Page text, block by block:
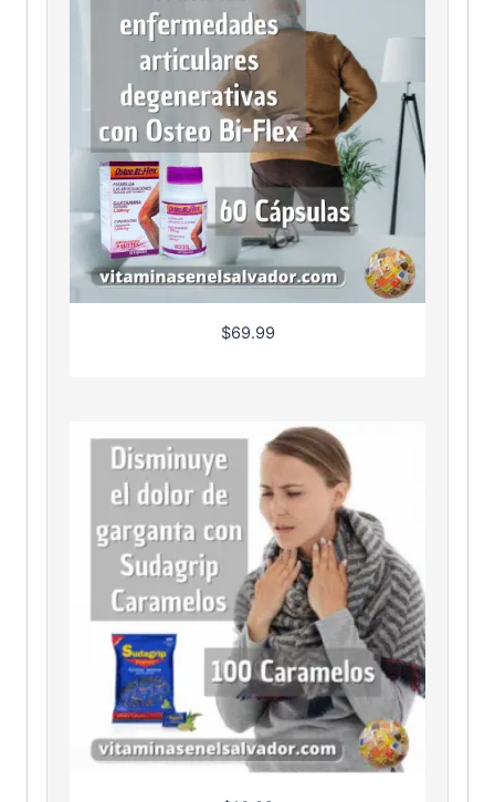
$69.99